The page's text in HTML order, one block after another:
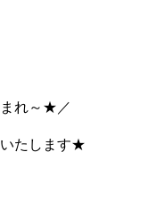
まれ～★／
いたします★